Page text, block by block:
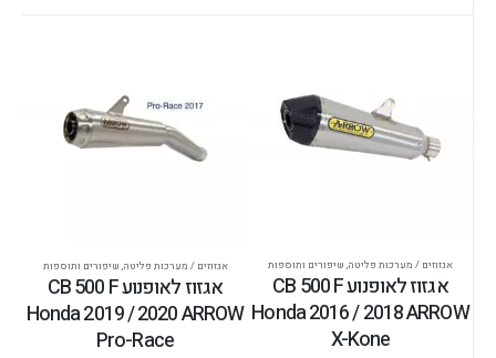
אגזוזים / מערכות פליטה, שיפורים ותוספות
אגזוז לאופנוע CB 500 F
Honda 2016 / 2018 ARROW
X-Kone
אגזוזים / מערכות פליטה, שיפורים ותוספות
אגזוז לאופנוע CB 500 F
Honda 2019 / 2020 ARROW
Pro-Race